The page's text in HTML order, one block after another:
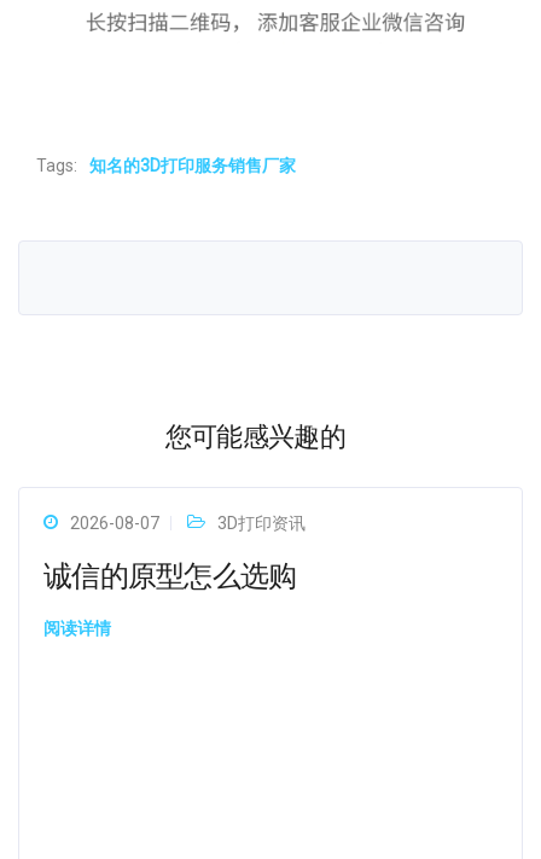
Tags: 知名的3D打印服务销售厂家
您可能感兴趣的
2026-08-07 3D打印资讯
诚信的原型怎么选购
阅读详情